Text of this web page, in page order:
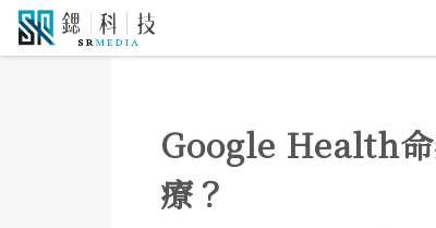
Google Health命
療？
5G通訊